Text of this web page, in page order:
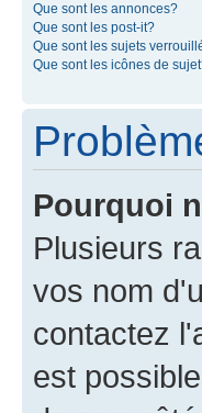
Que sont les annonces?
Que sont les post-it?
Que sont les sujets
Que sont les icônes de
Pourquoi
Plusieurs
vos nom
contactez
est